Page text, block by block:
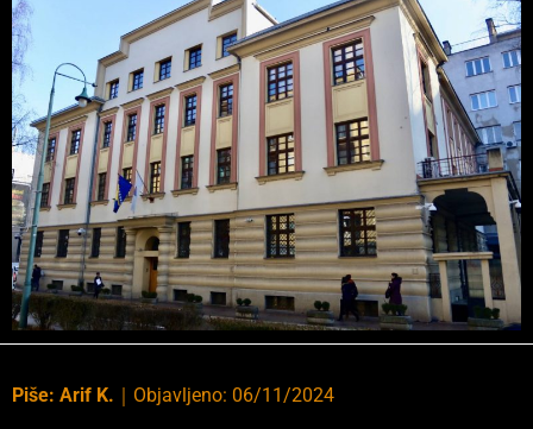
Piše: Arif K. ｜ Objavljeno: 06/11/2024